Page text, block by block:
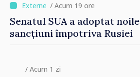
/ Acum 19 ore
Senatul SUA a adoptat noile
sancțiuni împotriva Rusiei
/ Acum 1 zi